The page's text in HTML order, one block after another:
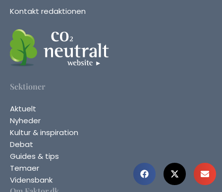
Kontakt redaktionen
Sektioner
Aktuelt
Nyheder
Kultur & inspiration
Debat
Guides & tips
Temaer
Vidensbank